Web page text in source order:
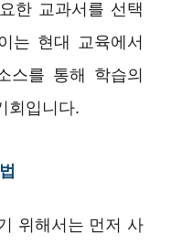
한 교과서를 선택
는 현대 교육에서
스를 통해 학습의
회입니다.
위해서는 먼저 사